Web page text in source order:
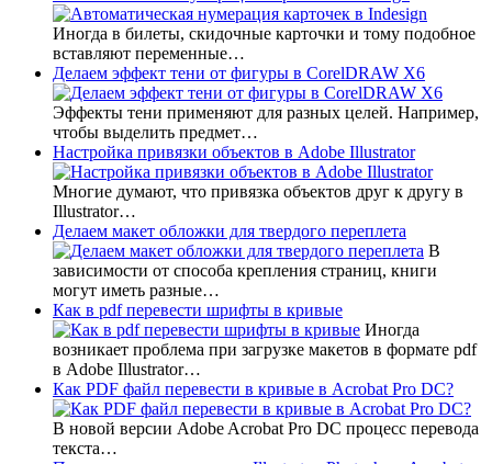
Иногда в билеты, скидочные карточки и тому подобное
вставляют переменные…
Делаем эффект тени от фигуры в CorelDRAW X6
Эффекты тени применяют для разных целей. Например,
чтобы выделить предмет…
Настройка привязки объектов в Adobe Illustrator
Многие думают, что привязка объектов друг к другу в
Illustrator…
Делаем макет обложки для твердого переплета
В
зависимости от способа крепления страниц, книги
могут иметь разные…
Как в pdf перевести шрифты в кривые
Иногда
возникает проблема при загрузке макетов в формате pdf
в Adobe Illustrator…
Как PDF файл перевести в кривые в Acrobat Pro DC?
В новой версии Adobe Acrobat Pro DC процесс перевода
текста…